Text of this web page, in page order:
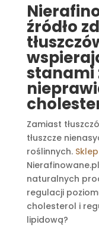
źródło
stanami
Zamiast
tłuszcze
roślinnych.
naturalnych
regulacji
cholesterol i
lipidową?